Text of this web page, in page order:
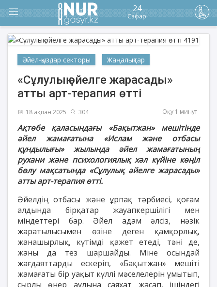
24
Сафар
Әйел-қыздар секторы Жаңалықтар
«Сұлулық әйелге жарасады»
атты арт-терапия өтті
18 ақпан 2025 304 Оқу 1 минут
Ақтөбе қаласындағы «Бақытжан» мешітінде
әйел жамағатына «Ислам және отбасы
құндылығы» жылында әйел жамағатының
рухани және психологиялық хәл күйіне көңіл
бөлу мақсатында «Сұлулық әйелге жарасады»
атты арт-терапия өтті.
Әйелдің отбасы және ұрпақ тәрбиесі, қоғам
алдында бірқатар жауапкершілігі мен
міндеттері бар. Әйел адам әлсіз, нәзік
жаратылысымен өзіне деген қамқорлық,
жанашырлық, күтімді қажет етеді, тәні де,
жаны да тез шаршайды. Міне осындай
жағдаяттарды ескеріп, «Бақытжан» мешіті
жамағаты бір уақыт күллі мәселелерін ұмытып,
сырлы өнер аулына саяхат жасап, ішіндегі